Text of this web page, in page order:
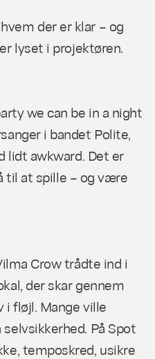
der er klar – og
lyset i projektøren.
we can be in a night
i bandet Polite,
lidt awkward. Det er
til at spille – og være
Crow trådte ind i
der skar gennem
i fløjl. Mange ville
På Spot
temposkred, usikre